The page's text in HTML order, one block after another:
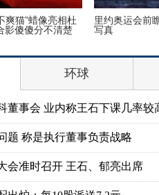
像亮相杜
分不清楚
里约奥运会前瞻：美
写真
环球
董事会 业内称王石下课几率较
题 称是执行董事负责战略
会准时召开 王石、郁亮出席